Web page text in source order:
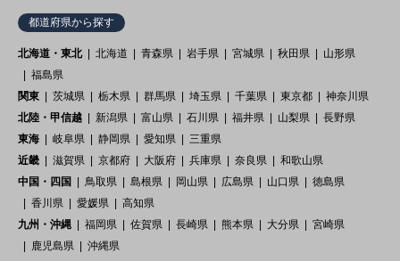
都道府県から探す
北海道・東北 北海道 青森県 岩手県 宮城県 秋田県
山形県
福島県
関東
茨城県 栃木県 群馬県 埼玉県 千葉県 東京都
神奈川県
北陸・甲信越
新潟県 富山県 石川県 福井県 山梨県
長野県
東海
岐阜県 静岡県 愛知県
三重県
近畿
滋賀県 京都府 大阪府 兵庫県 奈良県
和歌山県
中国・四国
鳥取県 島根県 岡山県 広島県 山口県
徳島県
香川県
愛媛県
高知県
九州・沖縄
福岡県 佐賀県 長崎県 熊本県 大分県
宮崎県
鹿児島県
沖縄県